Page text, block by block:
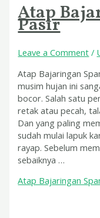
Atap
Pasir
Leave a Comment /
Atap Bajaringan
musim hujan ini
bocor. Salah satu
retak atau pecah,
Dan yang paling
sudah mulai lapuk
rayap. Sebelum
sebaiknya …
Atap Bajaringan